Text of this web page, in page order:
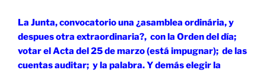
La Junta, convocatorio una ¿asamblea ordinária, y
despues otra extraordinaria?, con la Orden del día;
votar el Acta del 25 de marzo (está impugnar); de las
cuentas auditar; y la palabra. Y demás elegir la